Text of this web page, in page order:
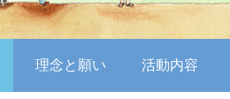
理念と願い 活動内容